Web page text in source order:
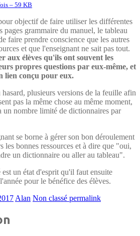
– 59 KB
objectif de faire utiliser les différentes
pages grammaire du manuel, le tableau
faire prendre conscience que les autres
et que l'enseignant ne sait pas tout.
aux élèves qu'ils ont souvent les
propres questions par eux-même, et
lien conçu pour eux.
hasard, plusieurs versions de la feuille afin
pas la même chose au même moment,
un nombre limité de dictionnaires par
se borne à gérer son bon déroulement
les bonnes ressources et à dire que "oui,
un dictionnaire ou aller au tableau".
un état d'esprit qu'il faut ensuite
pour le bénéfice des élèves.
Alan Non classé permalink